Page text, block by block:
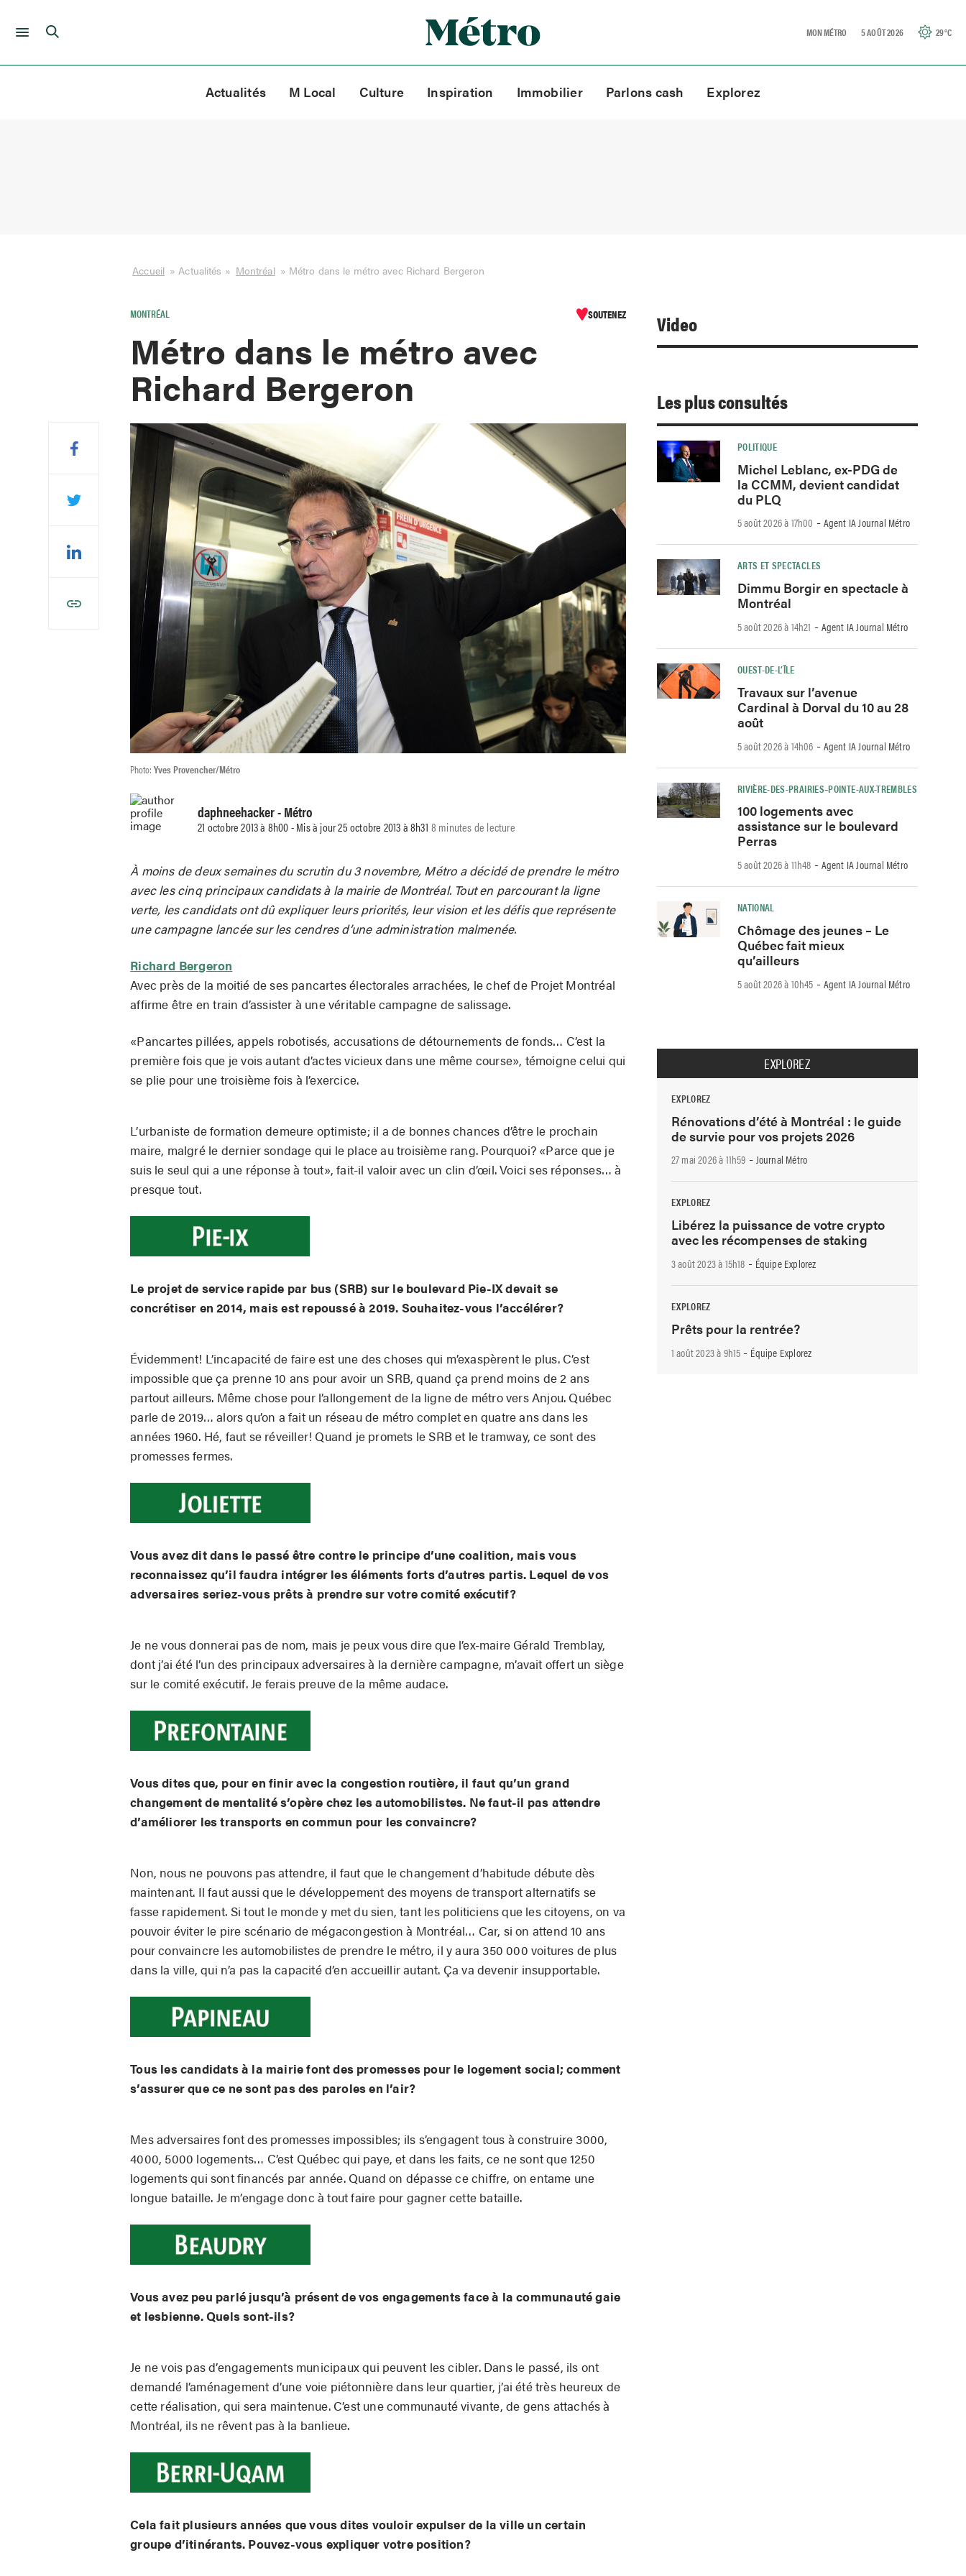
Skip
MON MÉTRO 5 AOÛT 2026 29°C
Actualités M Local Culture Inspiration Immobilier Parlons cash Explorez
Accueil »Actualités » Montréal » Métro dans le métro avec Richard Bergeron
MONTRÉAL SOUTENEZ
Métro dans le métro avec
Richard Bergeron
Photo:Yves Provencher/Métro
daphneehacker- Métro
21 octobre 2013 à 8h00 - Mis à jour 25 octobre 2013 à 8h31 8 minutes de lecture
À moins de deux semaines du scrutin du 3 novembre, Métro a décidé de prendre le métro
avec les cinq principaux candidats à la mairie de Montréal. Tout en parcourant la ligne
verte, les candidats ont dû expliquer leurs priorités, leur vision et les défis que représente
une campagne lancée sur les cendres d’une administration malmenée.
Richard Bergeron
Avec près de la moitié de ses pancartes électorales arrachées, le chef de Projet Mont­réal
affirme être en train d’assister à une véritable campagne de salissage.
«Pancartes pillées, appels robotisés, accusations de détournements de fonds… C’est la
première fois que je vois autant d’actes vicieux dans une même course», témoigne celui qui
se plie pour une troisième fois à l’exercice.
L’urbaniste de formation demeure optimiste; il a de bonnes chances d’être le prochain
maire, malgré le dernier sondage qui le place au troisième rang. Pourquoi? «Parce que je
suis le seul qui a une réponse à tout», fait-il valoir avec un clin d’œil. Voici ses réponses… à
presque tout.
Le projet de service rapide par bus (SRB) sur le boulevard Pie-IX devait se
concrétiser en 2014, mais est repoussé à 2019. Souhaitez-vous l’accélérer?
Évidemment! L’incapacité de faire est une des choses qui m’exaspèrent le plus. C’est
impossible que ça prenne 10 ans pour avoir un SRB, quand ça prend moins de 2 ans
partout ailleurs. Même chose pour l’allongement de la ligne de métro vers Anjou. Québec
parle de 2019… alors qu’on a fait un réseau de métro complet en quatre ans dans les
années 1960. Hé, faut se réveiller! Quand je promets le SRB et le tramway, ce sont des
promesses fermes.
Vous avez dit dans le passé être contre le principe d’une coalition, mais vous
reconnaissez qu’il faudra intégrer les éléments forts d’autres partis. Lequel de vos
adversaires seriez-vous prêts à prendre sur votre comité exécutif?
Je ne vous donnerai pas de nom, mais je peux vous dire que l’ex-maire Gérald Tremblay,
dont j’ai été l’un des principaux adversaires à la dernière campagne, m’avait offert un siège
sur le comité exécutif. Je ferais preuve de la même audace.
Vous dites que, pour en finir avec la congestion routière, il faut qu’un grand
changement de mentalité s’opère chez les automobilistes. Ne faut-il pas attendre
d’améliorer les transports en commun pour les convaincre?
Non, nous ne pouvons pas attendre, il faut que le changement d’habitude débute dès
maintenant. Il faut aussi que le développement des moyens de transport alternatifs se
fasse rapidement. Si tout le monde y met du sien, tant les politiciens que les citoyens, on va
pouvoir éviter le pire scénario de mégacongestion à Mont­réal… Car, si on attend 10 ans
pour convaincre les automobilistes de prendre le métro, il y aura 350 000 voitures de plus
dans la ville, qui n’a pas la capacité d’en accueillir autant. Ça va devenir insupportable.
Tous les candidats à la mairie font des promesses pour le logement social; comment
s’assurer que ce ne sont pas des paroles en l’air?
Mes adversaires font des promesses impossibles; ils s’engagent tous à construire 3000,
4000, 5000 logements… C’est Québec qui paye, et dans les faits, ce ne sont que 1250
logements qui sont financés par année. Quand on dépasse ce chiffre, on entame une
longue bataille. Je m’engage donc à tout faire pour gagner cette bataille.
Vous avez peu parlé jusqu’à présent de vos engagements face à la communauté gaie
et lesbienne. Quels sont-ils?
Je ne vois pas d’engagements municipaux qui peuvent les cibler. Dans le passé, ils ont
demandé l’aménagement d’une voie piétonnière dans leur quartier, j’ai été très heureux de
cette réalisation, qui sera maintenue. C’est une communauté vivante, de gens attachés à
Montréal, ils ne rêvent pas à la banlieue.
Cela fait plusieurs années que vous dites vouloir expulser de la ville un certain
groupe d’itinérants. Pouvez-vous expliquer votre position?
Video
Les plus consultés
POLITIQUE
Michel Leblanc, ex-PDG de
la CCMM, devient candidat
du PLQ
5 août 2026 à 17h00 -Agent IA Journal Métro
ARTS ET SPECTACLES
Dimmu Borgir en spectacle à
Montréal
5 août 2026 à 14h21 -Agent IA Journal Métro
OUEST-DE-L’ÎLE
Travaux sur l’avenue
Cardinal à Dorval du 10 au 28
août
5 août 2026 à 14h06 -Agent IA Journal Métro
RIVIÈRE-DES-PRAIRIES–POINTE-AUX-TREMBLES
100 logements avec
assistance sur le boulevard
Perras
5 août 2026 à 11h48 -Agent IA Journal Métro
NATIONAL
Chômage des jeunes – Le
Québec fait mieux
qu’ailleurs
5 août 2026 à 10h45 -Agent IA Journal Métro
EXPLOREZ
EXPLOREZ
Rénovations d’été à Montréal : le guide
de survie pour vos projets 2026
27 mai 2026 à 11h59 -Journal Métro
EXPLOREZ
Libérez la puissance de votre crypto
avec les récompenses de staking
3 août 2023 à 15h18 - Équipe Explorez
EXPLOREZ
Prêts pour la rentrée?
1 août 2023 à 9h15 - Équipe Explorez